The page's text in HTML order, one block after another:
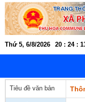
Thứ 5, 6/8/2026 20 : 24 :
người lao động xã Phú
Tiêu đề văn bản